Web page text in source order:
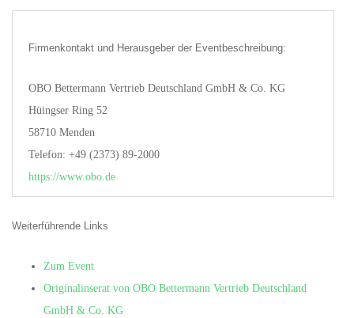
Firmenkontakt und Herausgeber der Eventbeschreibung:
OBO Bettermann Vertrieb Deutschland GmbH & Co. KG
Hüingser Ring 52
58710 Menden
Telefon: +49 (2373) 89-2000
https://www.obo.de
Weiterführende Links
Zum Event
Originalinserat von OBO Bettermann Vertrieb Deutschland
GmbH & Co. KG